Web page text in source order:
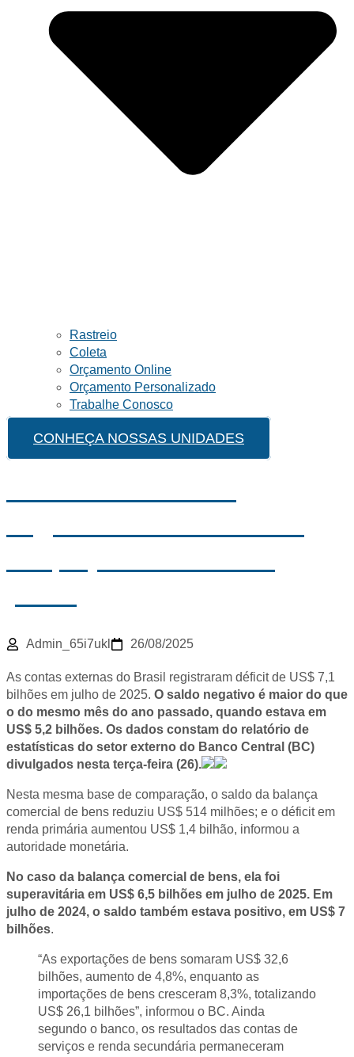
Rastreio
Coleta
Orçamento Online
Orçamento Personalizado
Trabalhe Conosco
CONHEÇA NOSSAS UNIDADES
Admin_65i7ukl 26/08/2025
As contas externas do Brasil registraram déficit de US$ 7,1
bilhões em julho de 2025. O saldo negativo é maior do que
o do mesmo mês do ano passado, quando estava em
US$ 5,2 bilhões. Os dados constam do relatório de
estatísticas do setor externo do Banco Central (BC)
divulgados nesta terça-feira (26).
Nesta mesma base de comparação, o saldo da balança
comercial de bens reduziu US$ 514 milhões; e o déficit em
renda primária aumentou US$ 1,4 bilhão, informou a
autoridade monetária.
No caso da balança comercial de bens, ela foi
superavitária em US$ 6,5 bilhões em julho de 2025. Em
julho de 2024, o saldo também estava positivo, em US$ 7
bilhões.
“As exportações de bens somaram US$ 32,6
bilhões, aumento de 4,8%, enquanto as
importações de bens cresceram 8,3%, totalizando
US$ 26,1 bilhões”, informou o BC. Ainda
segundo o banco, os resultados das contas de
serviços e renda secundária permaneceram